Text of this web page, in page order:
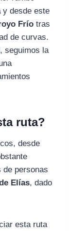
y desde este
Frío tras
de curvas.
seguimos la
ruta?
desde
de personas
Elías, dado
esta ruta